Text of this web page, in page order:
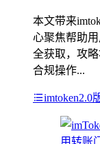
本文带来
心聚焦帮助
全获取，攻
合规操作...
imtoken2.0